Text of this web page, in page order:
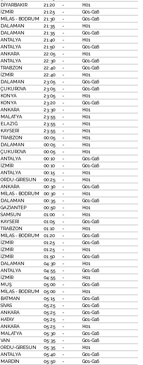
DİYARBAKIR 21:20 -
H01
İZMİR 21:25 -
G01-G16
MİLAS - BODRUM 21:30 -
G01-G16
DALAMAN 21:35 -
H01
DALAMAN 21:35 -
G01-G16
ANTALYA 21:40 -
H01
ANTALYA 21:50 -
G01-G16
ANKARA 22:05 -
H01
ANTALYA 22:30 -
G01-G16
TRABZON 22:40 -
G01-G16
İZMİR 22:40 -
H01
DALAMAN 23:05 -
G01-G16
ÇUKUROVA 23:05 -
G01-G16
KONYA 23:05 -
H01
KONYA 23:20 -
G01-G16
ANKARA 23:30 -
H01
MALATYA 23:55 -
H01
ELAZIĞ 23:55 -
H01
KAYSERİ 23:55 -
H01
TRABZON 00:05 -
H01
DALAMAN 00:05 -
H01
ÇUKUROVA 00:05 -
H01
ANTALYA 00:10 -
G01-G16
İZMİR 00:10 -
G01-G16
ANTALYA 00:15 -
H01
ORDU-GİRESUN 00:25 -
H01
ANKARA 00:30 -
G01-G16
MİLAS - BODRUM 00:30 -
H01
DALAMAN 00:35 -
G01-G16
GAZİANTEP 00:50 -
H01
SAMSUN 01:00 -
H01
KAYSERİ 01:05 -
G01-G16
TRABZON 01:10 -
H01
MİLAS - BODRUM 01:20 -
G01-G16
İZMİR 01:25 -
G01-G16
İZMİR 01:25 -
H01
İZMİR 01:50 -
G01-G16
DALAMAN 04:30 -
H01
ANTALYA 04:55 -
G01-G16
İZMİR 04:55 -
H01
MUŞ 05:00 -
G01-G16
MİLAS - BODRUM 05:00 -
H01
BATMAN 05:15 -
G01-G16
SİVAS 05:25 -
G01-G16
ANKARA 05:25 -
G01-G16
HATAY 05:25 -
G01-G16
ANKARA 05:25 -
H01
MALATYA 05:30 -
G01-G16
VAN 05:35 -
G01-G16
ORDU-GİRESUN 05:35 -
H01
ANTALYA 05:40 -
G01-G16
MARDİN 05:50 -
G01-G16